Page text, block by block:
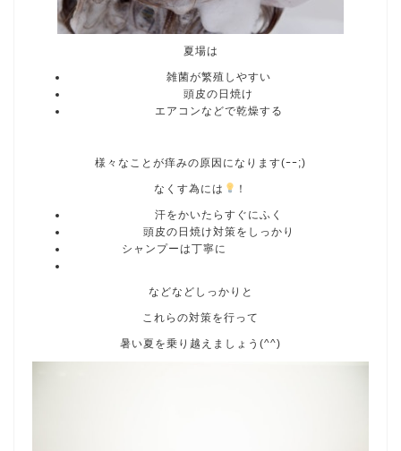
夏場は
雑菌が繁殖しやすい
頭皮の日焼け
エアコンなどで乾燥する
様々なことが痒みの原因になります(ｰｰ;)
なくす為には ！
汗をかいたらすぐにふく
頭皮の日焼け対策をしっかり
シャンプーは丁寧に
などなどしっかりと
これらの対策を行って
暑い夏を乗り越えましょう(^^)